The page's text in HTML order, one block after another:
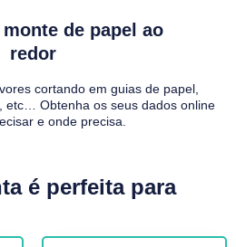
de papel ao
redor
cortando em guias de papel,
etc… Obtenha os seus dados online
e onde precisa.
é perfeita para